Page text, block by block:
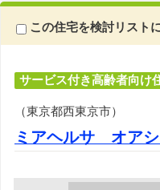
この住宅を検討リスト
サービス付き高齢者向け
（東京都西東京市）
ミアヘルサ オア